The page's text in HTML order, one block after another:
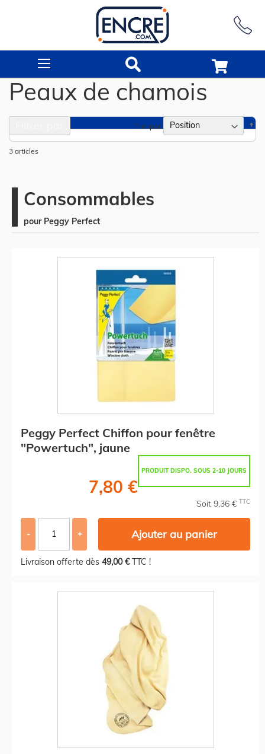
Peaux de chamois
3 articles
Trier par
Consommables
pour Peggy Perfect
Peggy Perfect Chiffon pour fenêtre
"Powertuch", jaune
PRODUIT DISPO. SOUS 2-10 JOURS
7,80 €
Soit 9,36 € TTC
- + Ajouter au panier
Livraison offerte dès 49,00 €TTC !